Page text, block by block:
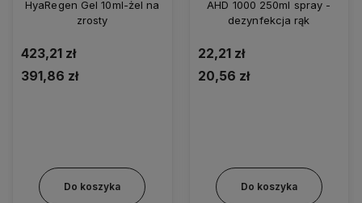
HyaRegen Gel 10ml-żel na
zrosty
423,21 zł
391,86 zł
Do koszyka
AHD 1000 250ml spray -
dezynfekcja rąk
22,21 zł
20,56 zł
Do koszyka